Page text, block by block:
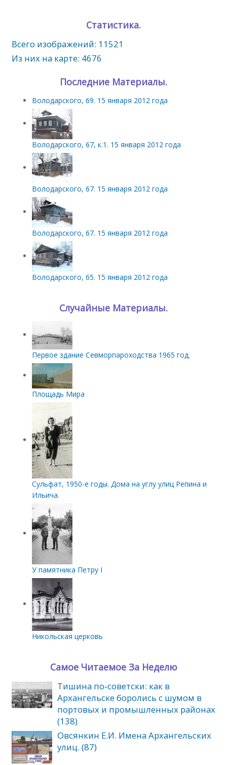
Статистика.
Всего изображений: 11521
Из них на карте: 4676
Последние Материалы.
Володарского, 69. 15 января 2012 года
Володарского, 67, к.1. 15 января 2012 года
Володарского, 67. 15 января 2012 года
Володарского, 67. 15 января 2012 года
Володарского, 65. 15 января 2012 года
Случайные Материалы.
Первое здание Севморпароходства 1965 год.
Площадь Мира
Сульфат, 1950-е годы. Дома на углу улиц Репина и
Ильича.
У памятника Петру I
Никольская церковь
Самое Читаемое За Неделю
Тишина по‑советски: как в
Архангельске боролись с шумом в
портовых и промышленных районах
(138)
Овсянкин Е.И. Имена Архангельских
улиц. (87)